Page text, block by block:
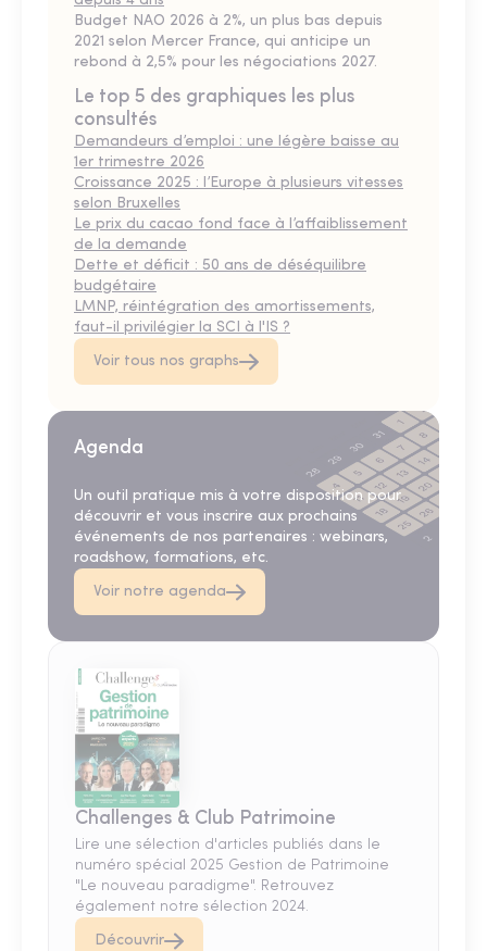
Budget NAO 2026 à 2%, un plus bas depuis
2021 selon Mercer France, qui anticipe un
rebond à 2,5% pour les négociations 2027.
Le top 5 des graphiques les plus
consultés
Demandeurs d’emploi : une légère baisse au
1er trimestre 2026
Croissance 2025 : l’Europe à plusieurs vitesses
selon Bruxelles
Le prix du cacao fond face à l’affaiblissement
de la demande
Dette et déficit : 50 ans de déséquilibre
budgétaire
LMNP, réintégration des amortissements,
faut-il privilégier la SCI à l'IS ?
Voir tous nos graphs
Agenda
Un outil pratique mis à votre disposition pour
découvrir et vous inscrire aux prochains
événements de nos partenaires : webinars,
roadshow, formations, etc.
Voir notre agenda
Challenges & Club Patrimoine
Lire une sélection d'articles publiés dans le
numéro spécial 2025 Gestion de Patrimoine
"Le nouveau paradigme". Retrouvez
également notre sélection 2024.
Découvrir